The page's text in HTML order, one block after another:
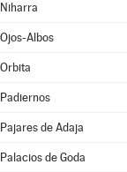
Niharra
Ojos-Albos
Orbita
Padiernos
Pajares de Adaja
Palacios de Goda